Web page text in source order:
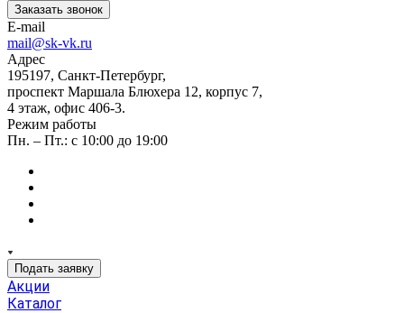
Заказать звонок
E-mail
mail@sk-vk.ru
Адрес
195197, Санкт-Петербург,
проспект Маршала Блюхера 12, корпус 7,
4 этаж, офис 406-3.
Режим работы
Пн. – Пт.: с 10:00 до 19:00
Подать заявку
Акции
Каталог